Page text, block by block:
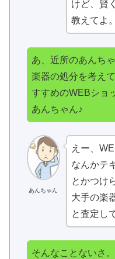
けど、賢
教えてよ。
あ、近所のあんちゃ
楽器の処分を考え
すすめのWEBショ
あんちゃん♪
あんちゃん
えー、
なんかテ
とかつけ
大手の楽
と査定し
そんなことないさ。